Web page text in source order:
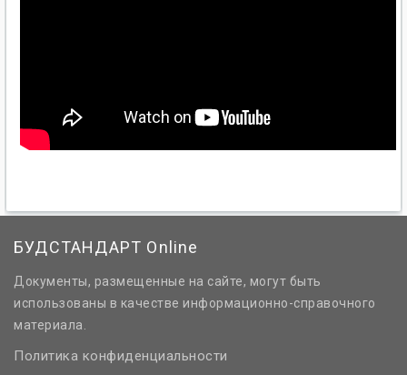
БУДСТАНДАРТ Online
Документы, размещенные на сайте, могут быть
использованы в качестве информационно-справочного
материала.
Политика конфиденциальности